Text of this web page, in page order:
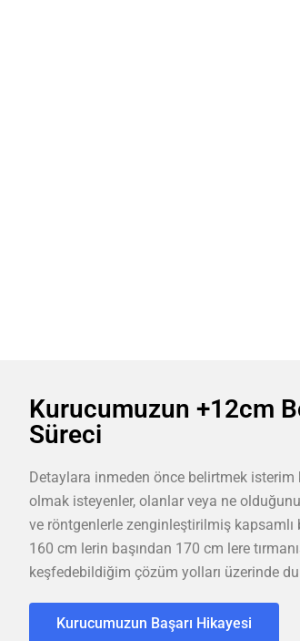
Kurucumuzun +12cm
Süreci
Detaylara inmeden önce belirtmek
olmak isteyenler, olanlar veya ne
ve röntgenlerle zenginleştirilmiş kapsamlı
160 cm lerin başından 170 cm lere
keşfedebildiğim çözüm yolları üzerinde
Kurucumuzun Başarı Hikayesi